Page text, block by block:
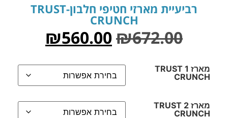
רביעיית מארזי חטיפי חלבון-TRUST
CRUNCH
₪672.00
₪560.00
מארז 1 TRUST
CRUNCH
מארז 2 TRUST
CRUNCH